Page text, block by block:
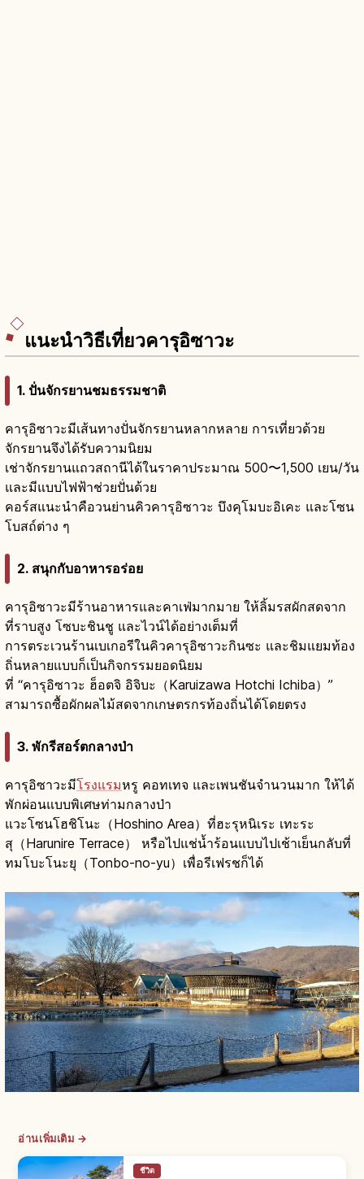
แนะนำวิธีเที่ยวคารุอิซาวะ
1. ปั่นจักรยานชมธรรมชาติ
คารุอิซาวะมีเส้นทางปั่นจักรยานหลากหลาย การเที่ยวด้วย
จักรยานจึงได้รับความนิยม
เช่าจักรยานแถวสถานีได้ในราคาประมาณ 500〜1,500 เยน/วัน
และมีแบบไฟฟ้าช่วยปั่นด้วย
คอร์สแนะนำคือวนย่านคิวคารุอิซาวะ บึงคุโมบะอิเคะ และโซน
โบสถ์ต่าง ๆ
2. สนุกกับอาหารอร่อย
คารุอิซาวะมีร้านอาหารและคาเฟ่มากมาย ให้ลิ้มรสผักสดจาก
ที่ราบสูง โซบะชินชู และไวน์ได้อย่างเต็มที่
การตระเวนร้านเบเกอรีในคิวคารุอิซาวะกินซะ และชิมแยมท้อง
ถิ่นหลายแบบก็เป็นกิจกรรมยอดนิยม
ที่ “คารุอิซาวะ ฮ็อตจิ อิจิบะ（Karuizawa Hotchi Ichiba）”
สามารถซื้อผักผลไม้สดจากเกษตรกรท้องถิ่นได้โดยตรง
3. พักรีสอร์ตกลางป่า
คารุอิซาวะมีโรงแรมหรู คอทเทจ และเพนชันจำนวนมาก ให้ได้
พักผ่อนแบบพิเศษท่ามกลางป่า
แวะโซนโฮชิโนะ（Hoshino Area）ที่ฮะรุหนิเระ เทะระ
สุ（Harunire Terrace） หรือไปแช่น้ำร้อนแบบไปเช้าเย็นกลับที่
ทมโบะโนะยุ（Tonbo-no-yu）เพื่อรีเฟรชก็ได้
อ่านเพิ่มเติม →
ชีวิต